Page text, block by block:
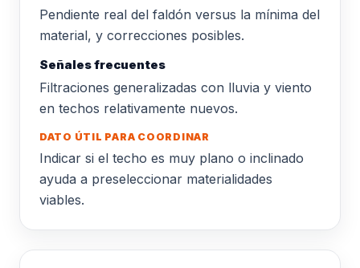
Pendiente real del faldón versus la mínima del
material, y correcciones posibles.
Señales frecuentes
Filtraciones generalizadas con lluvia y viento
en techos relativamente nuevos.
DATO ÚTIL PARA COORDINAR
Indicar si el techo es muy plano o inclinado
ayuda a preseleccionar materialidades
viables.